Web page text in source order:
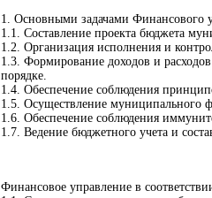
1. Основными задачами Финансового
1.1. Составление проекта бюджета
1.2. Организация исполнения и
1.3. Формирование доходов и
порядке.
1.4. Обеспечение соблюдения
1.5. Осуществление муниципального
1.6. Обеспечение соблюдения
1.7. Ведение бюджетного учета и
Финансовое управление в